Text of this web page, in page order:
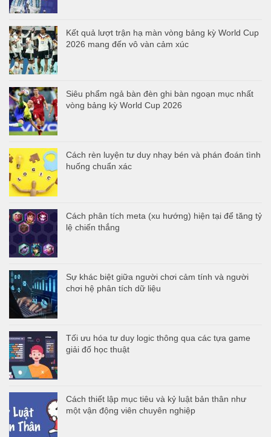
Kết quả lượt trận hạ màn vòng bảng kỳ World Cup
2026 mang đến vô vàn cảm xúc
Siêu phẩm ngả bàn đèn ghi bàn ngoạn mục nhất
vòng bảng kỳ World Cup 2026
Cách rèn luyện tư duy nhạy bén và phán đoán tình
huống chuẩn xác
Cách phân tích meta (xu hướng) hiện tại để tăng tỷ
lệ chiến thắng
Sự khác biệt giữa người chơi cảm tính và người
chơi hệ phân tích dữ liệu
Tối ưu hóa tư duy logic thông qua các tựa game
giải đố học thuật
Cách thiết lập mục tiêu và kỷ luật bản thân như
một vận động viên chuyên nghiệp